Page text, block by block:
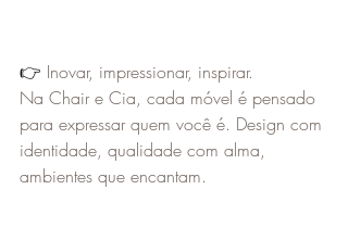
👉 Inovar, impressionar, inspirar.
Na Chair e Cia, cada móvel é pensado
para expressar quem você é. Design com
identidade, qualidade com alma,
ambientes que encantam.